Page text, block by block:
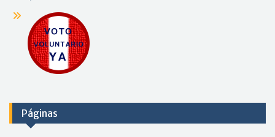
Páginas